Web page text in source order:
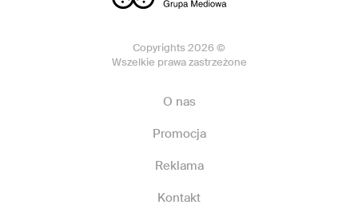
Copyrights 2026 ©
Wszelkie prawa zastrzeżone
O nas
Promocja
Reklama
Kontakt